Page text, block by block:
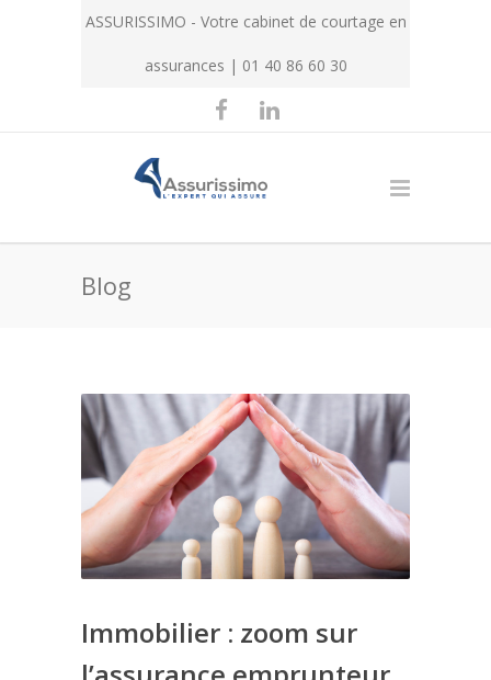
ASSURISSIMO - Votre cabinet de courtage en
assurances | 01 40 86 60 30
Blog
Immobilier : zoom sur